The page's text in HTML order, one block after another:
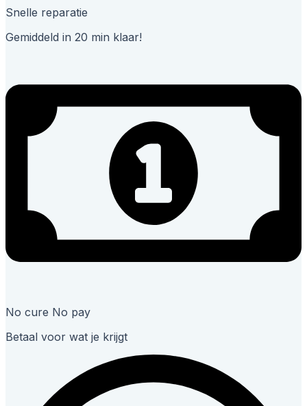
Snelle reparatie
Gemiddeld in 20 min klaar!
No cure No pay
Betaal voor wat je krijgt